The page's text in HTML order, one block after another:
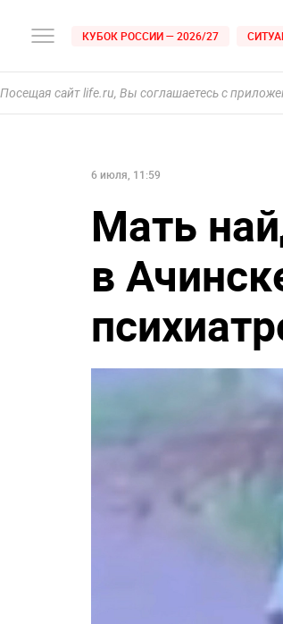
КУБОК РОССИИ — 2026/27
Посещая сайт life.ru, Вы соглашаетесь с
6 июля, 11:59
Мать
в